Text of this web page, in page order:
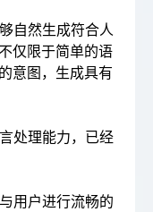
自然生成符合人
仅限于简单的语
意图，生成具有
处理能力，已经
用户进行流畅的